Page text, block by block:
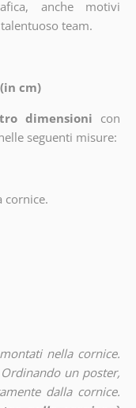
anche motivi
team.
cm)
dimensioni con
seguenti misure:
cornice.
nella cornice.
un poster,
dalla cornice.